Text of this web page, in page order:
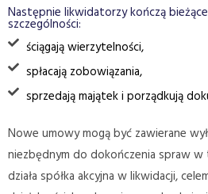
Następnie likwidatorzy kończą
szczególności:
ściągają wierzytelności,
spłacają zobowiązania,
sprzedają majątek i porządkują
Nowe umowy mogą być zawierane
niezbędnym do dokończenia spraw
działa spółka akcyjna w likwidacji,